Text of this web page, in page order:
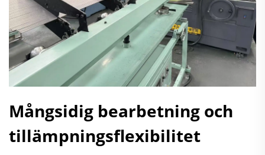
Mångsidig bearbetning och
tillämpningsflexibilitet